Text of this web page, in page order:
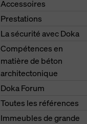
Accessoires
Prestations
La sécurité avec Doka
Compétences en
matière de béton
architectonique
Doka Forum
Toutes les références
Immeubles de grande